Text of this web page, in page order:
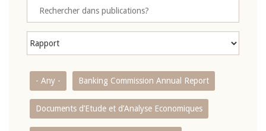
- Any - Banking Commission Annual Report
Documents d’Etude et d’Analyse Economiques